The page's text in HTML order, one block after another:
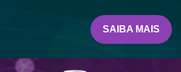
SAIBA MAIS